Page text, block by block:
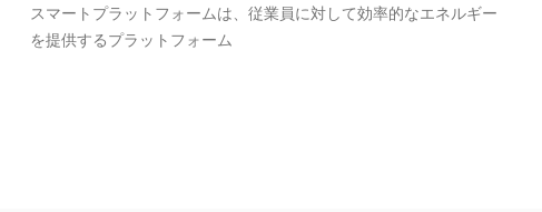
スマートプラットフォームは、従業員に対して効率的なエネルギー
を提供するプラットフォーム